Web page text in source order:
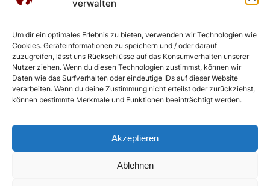
verwalten
Um dir ein optimales Erlebnis zu bieten, verwenden wir Technologien wie
Cookies. Geräteinformationen zu speichern und / oder darauf
zuzugreifen, lässt uns Rückschlüsse auf das Konsumverhalten unserer
Nutzer ziehen. Wenn du diesen Technologien zustimmst, können wir
Daten wie das Surfverhalten oder eindeutige IDs auf dieser Website
verarbeiten. Wenn du deine Zustimmung nicht erteilst oder zurückziehst,
können bestimmte Merkmale und Funktionen beeinträchtigt werden.
Akzeptieren
Ablehnen